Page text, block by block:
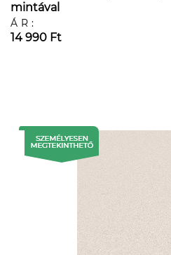
mintával
ÁR:
14 990 Ft